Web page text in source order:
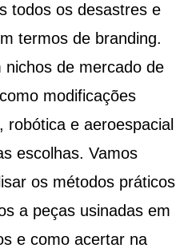
todos os desastres e
termos de branding.
de mercado de
modificações
e aeroespacial
escolhas. Vamos
os métodos práticos
a peças usinadas em
e como acertar na